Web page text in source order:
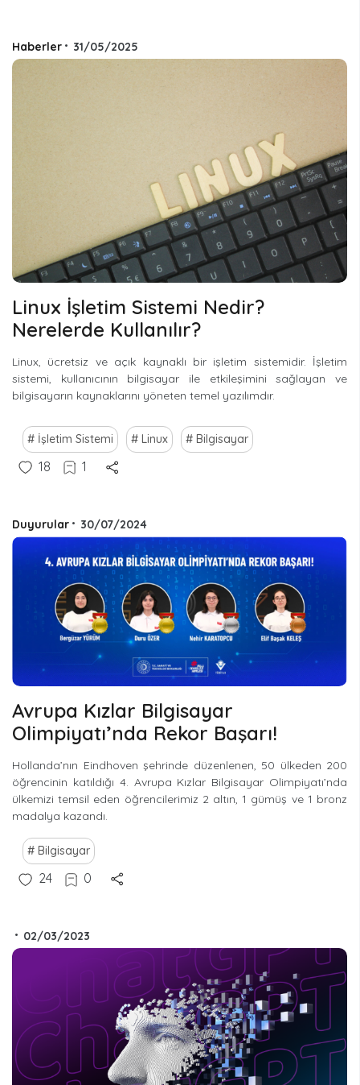
Haberler • 31/05/2025
Linux İşletim Sistemi Nedir?
Nerelerde Kullanılır?
Linux, ücretsiz ve açık kaynaklı bir işletim sistemidir. İşletim
sistemi, kullanıcının bilgisayar ile etkileşimini sağlayan ve
bilgisayarın kaynaklarını yöneten temel yazılımdır.
İşletim Sistemi Linux Bilgisayar
18 1
Duyurular • 30/07/2024
Avrupa Kızlar Bilgisayar
Olimpiyatı’nda Rekor Başarı!
Hollanda’nın Eindhoven şehrinde düzenlenen, 50 ülkeden 200
öğrencinin katıldığı 4. Avrupa Kızlar Bilgisayar Olimpiyatı’nda
ülkemizi temsil eden öğrencilerimiz 2 altın, 1 gümüş ve 1 bronz
madalya kazandı.
Bilgisayar
24 0
• 02/03/2023